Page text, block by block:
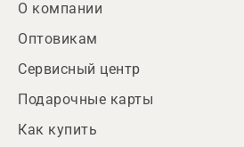
О компании
Оптовикам
Сервисный центр
Подарочные карты
Как купить